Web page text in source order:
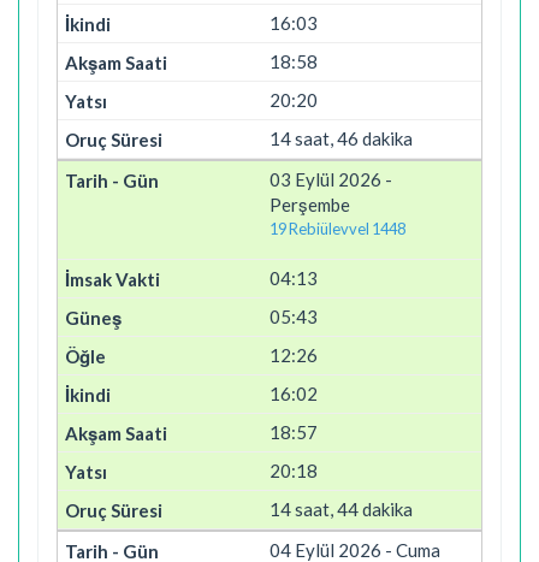
16:03
18:58
20:20
14 saat, 46 dakika
03 Eylül 2026 -
Perşembe
19 Rebiülevvel 1448
04:13
05:43
12:26
16:02
18:57
20:18
14 saat, 44 dakika
04 Eylül 2026 - Cuma